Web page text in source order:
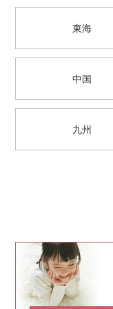
東海
中国
九州